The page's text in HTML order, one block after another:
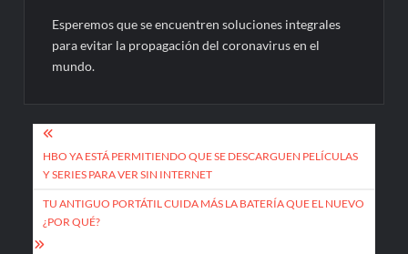
Esperemos que se encuentren soluciones integrales
para evitar la propagación del coronavirus en el
mundo.
Navegación
de
entradas
HBO YA ESTÁ PERMITIENDO QUE SE DESCARGUEN PELÍCULAS
Y SERIES PARA VER SIN INTERNET
TU ANTIGUO PORTÁTIL CUIDA MÁS LA BATERÍA QUE EL NUEVO
¿POR QUÉ?